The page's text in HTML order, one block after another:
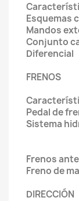
Esquemas
Mandos
Conjunto
Diferencial
FRENOS
Pedal de
Sistema
Frenos
Freno de
DIRECCIÓN